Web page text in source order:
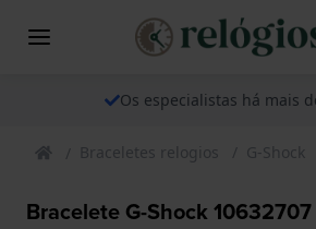
Os especialistas há mais
Braceletes relogios G-Shock
Bracelete G-Shock